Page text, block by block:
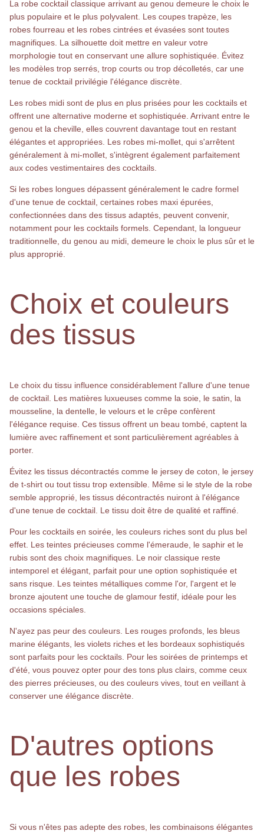
La robe cocktail classique arrivant au genou demeure le choix le
plus populaire et le plus polyvalent. Les coupes trapèze, les
robes fourreau et les robes cintrées et évasées sont toutes
magnifiques. La silhouette doit mettre en valeur votre
morphologie tout en conservant une allure sophistiquée. Évitez
les modèles trop serrés, trop courts ou trop décolletés, car une
tenue de cocktail privilégie l'élégance discrète.
Les robes midi sont de plus en plus prisées pour les cocktails et
offrent une alternative moderne et sophistiquée. Arrivant entre le
genou et la cheville, elles couvrent davantage tout en restant
élégantes et appropriées. Les robes mi-mollet, qui s'arrêtent
généralement à mi-mollet, s'intègrent également parfaitement
aux codes vestimentaires des cocktails.
Si les robes longues dépassent généralement le cadre formel
d'une tenue de cocktail, certaines robes maxi épurées,
confectionnées dans des tissus adaptés, peuvent convenir,
notamment pour les cocktails formels. Cependant, la longueur
traditionnelle, du genou au midi, demeure le choix le plus sûr et le
plus approprié.
Choix et couleurs
des tissus
Le choix du tissu influence considérablement l'allure d'une tenue
de cocktail. Les matières luxueuses comme la soie, le satin, la
mousseline, la dentelle, le velours et le crêpe confèrent
l'élégance requise. Ces tissus offrent un beau tombé, captent la
lumière avec raffinement et sont particulièrement agréables à
porter.
Évitez les tissus décontractés comme le jersey de coton, le jersey
de t-shirt ou tout tissu trop extensible. Même si le style de la robe
semble approprié, les tissus décontractés nuiront à l'élégance
d'une tenue de cocktail. Le tissu doit être de qualité et raffiné.
Pour les cocktails en soirée, les couleurs riches sont du plus bel
effet. Les teintes précieuses comme l'émeraude, le saphir et le
rubis sont des choix magnifiques. Le noir classique reste
intemporel et élégant, parfait pour une option sophistiquée et
sans risque. Les teintes métalliques comme l'or, l'argent et le
bronze ajoutent une touche de glamour festif, idéale pour les
occasions spéciales.
N'ayez pas peur des couleurs. Les rouges profonds, les bleus
marine élégants, les violets riches et les bordeaux sophistiqués
sont parfaits pour les cocktails. Pour les soirées de printemps et
d'été, vous pouvez opter pour des tons plus clairs, comme ceux
des pierres précieuses, ou des couleurs vives, tout en veillant à
conserver une élégance discrète.
D'autres options
que les robes
Si vous n'êtes pas adepte des robes, les combinaisons élégantes